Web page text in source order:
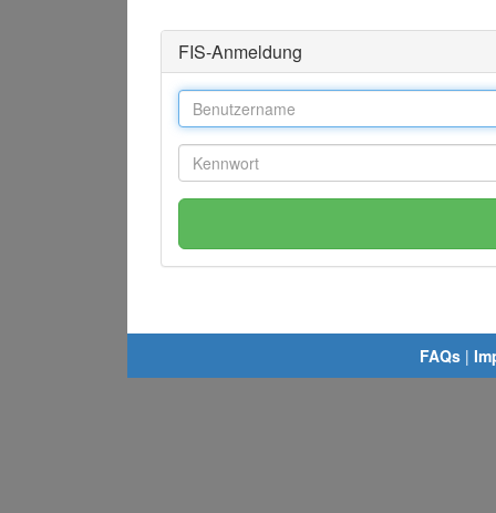
FIS-Anmeldung
FAQs |